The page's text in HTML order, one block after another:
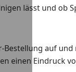
lässt und ob
auf
einen